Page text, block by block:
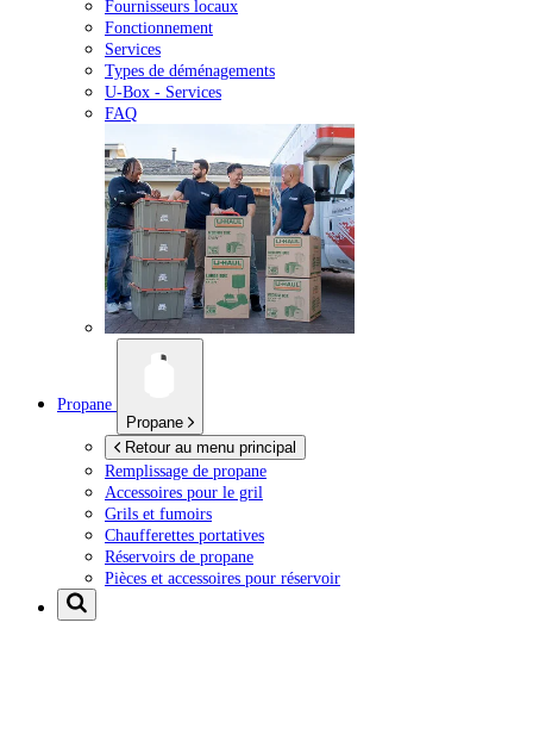
Fournisseurs locaux
Fonctionnement
Services
Types de déménagements
U-Box - Services
FAQ
Propane
Propane
Retour au menu principal
Remplissage de propane
Accessoires pour le gril
Grils et fumoirs
Chaufferettes portatives
Réservoirs de propane
Pièces et accessoires pour réservoir